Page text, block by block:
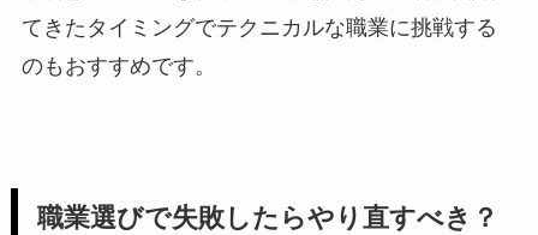
てきたタイミングでテクニカルな職業に挑戦する
のもおすすめです。
職業選びで失敗したらやり直すべき？